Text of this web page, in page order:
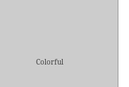
Colorful